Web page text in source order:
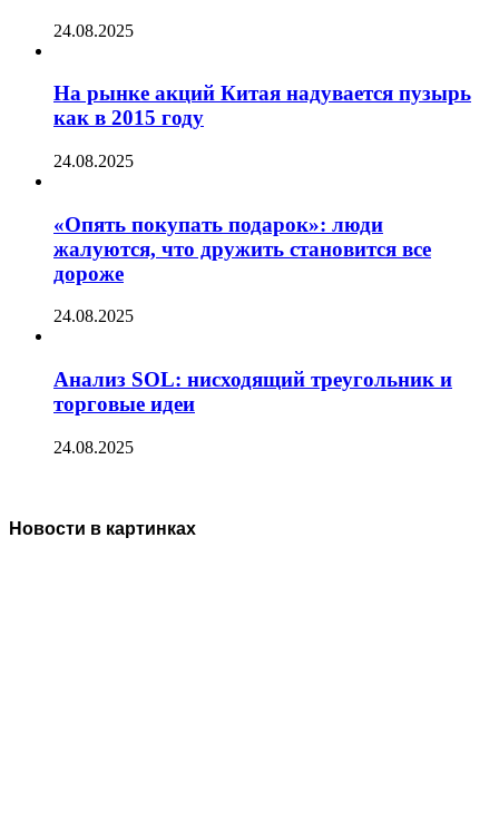
24.08.2025
На рынке акций Китая надувается пузырь
как в 2015 году
24.08.2025
«Опять покупать подарок»: люди
жалуются, что дружить становится все
дороже
24.08.2025
Анализ SOL: нисходящий треугольник и
торговые идеи
24.08.2025
Новости в картинках